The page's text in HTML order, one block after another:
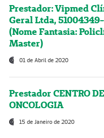
Prestador: Vipmed
Geral Ltda,
(Nome Fantasia:
Master)
01 de Abril de 2020
Prestador CENTRO DE
ONCOLOGIA
15 de Janeiro de 2020